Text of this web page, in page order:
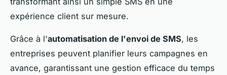
expérience client sur mesure.
Grâce à l'automatisation de l'envoi de SMS, les
entreprises peuvent planifier leurs campagnes en
avance, garantissant une gestion efficace du temps